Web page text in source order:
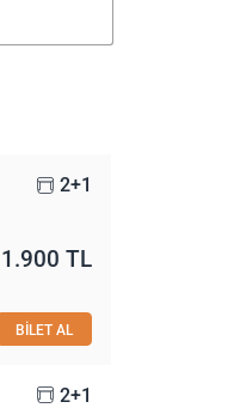
2+1
1.900 TL
BİLET AL
2+1